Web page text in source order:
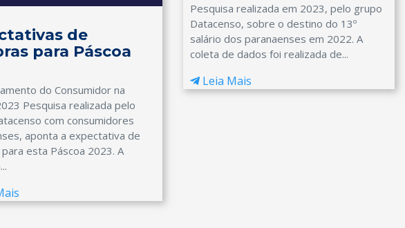
de
para Páscoa
do Consumidor na
Pesquisa realizada pelo
com consumidores
aponta a expectativa de
esta Páscoa 2023. A
Pesquisa realizada em 2023, pelo grupo
Datacenso, sobre o destino do 13º
salário dos paranaenses em 2022. A
coleta de dados foi realizada de...
Leia Mais